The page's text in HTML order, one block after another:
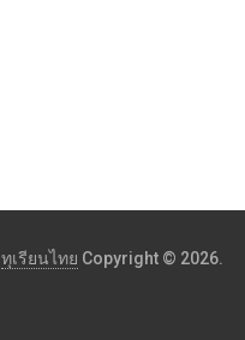
ทุเรียนไทย Copyright © 2026.